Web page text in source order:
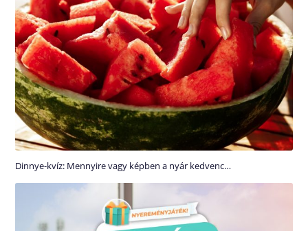
Dinnye-kvíz: Mennyire vagy képben a nyár kedvenc…